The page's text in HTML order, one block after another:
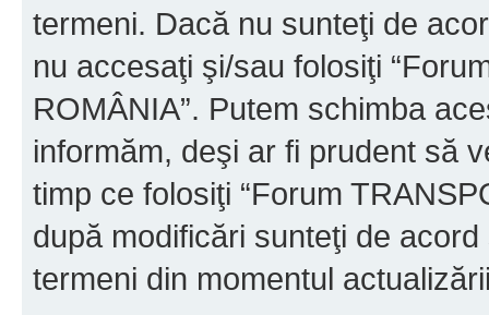
termeni. Dacă nu sunteţi de
nu accesaţi şi/sau folosiţi
ROMÂNIA”. Putem schimba
informăm, deşi ar fi prudent să
timp ce folosiţi “Forum
după modificări sunteţi de
termeni din momentul